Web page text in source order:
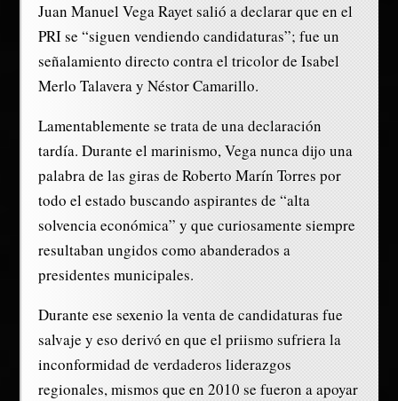
Juan Manuel Vega Rayet salió a declarar que en el
PRI se “siguen vendiendo candidaturas”; fue un
señalamiento directo contra el tricolor de Isabel
Merlo Talavera y Néstor Camarillo.
Lamentablemente se trata de una declaración
tardía. Durante el marinismo, Vega nunca dijo una
palabra de las giras de Roberto Marín Torres por
todo el estado buscando aspirantes de “alta
solvencia económica” y que curiosamente siempre
resultaban ungidos como abanderados a
presidentes municipales.
Durante ese sexenio la venta de candidaturas fue
salvaje y eso derivó en que el priismo sufriera la
inconformidad de verdaderos liderazgos
regionales, mismos que en 2010 se fueron a apoyar